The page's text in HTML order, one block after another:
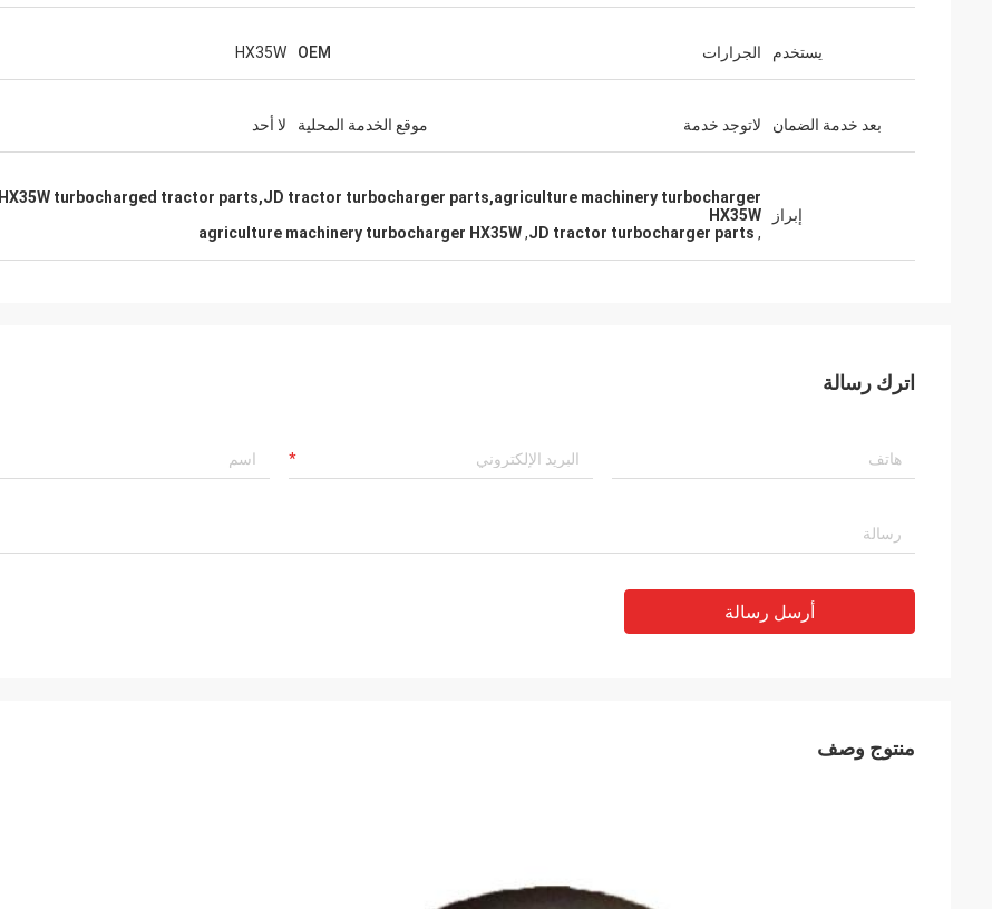
يستخدم الجرارات OEM
HX35W
بعد خدمة الضمان لاتوجد خدمة موقع الخدمة المحلية لا أحد
إبراز
HX35W turbocharged tractor parts,JD tractor turbocharger parts,agriculture machinery turbocharger
HX35W
,
JD tractor turbocharger parts
,
agriculture machinery turbocharger HX35W
اترك رسالة
أرسل رسالة
منتوج وصف